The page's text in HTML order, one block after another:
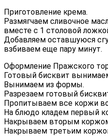
Приготовление крема.
Размягчаем сливочное
вместе с 1 столовой
Добавляем оставшуюся
взбиваем еще пару минут.
Оформление Пражского
Готовый бисквит
Вынимаем из формы.
Разрезаем готовый
Пропитываем все коржи
На блюдо кладем первый
Накрываем вторым
Накрываем третьим